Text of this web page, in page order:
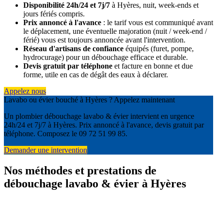
Disponibilité 24h/24 et 7j/7 à Hyères, nuit, week-ends et
jours fériés compris.
Prix annoncé à l'avance : le tarif vous est communiqué avant
le déplacement, une éventuelle majoration (nuit / week-end /
férié) vous est toujours annoncée avant l'intervention.
Réseau d'artisans de confiance équipés (furet, pompe,
hydrocurage) pour un débouchage efficace et durable.
Devis gratuit par téléphone et facture en bonne et due
forme, utile en cas de dégât des eaux à déclarer.
Appelez nous
Lavabo ou évier bouché à Hyères ? Appelez maintenant
Un plombier débouchage lavabo & évier intervient en urgence
24h/24 et 7j/7 à Hyères. Prix annoncé à l'avance, devis gratuit par
téléphone. Composez le 09 72 51 99 85.
Demander une intervention
Nos méthodes et prestations de
débouchage lavabo & évier à Hyères